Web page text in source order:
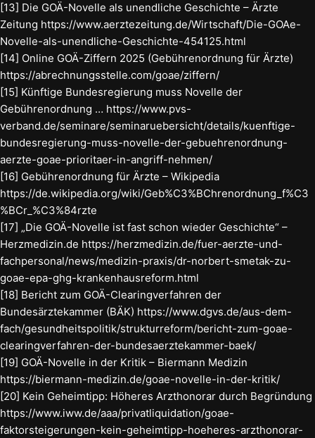
[13] Die GOÄ-Novelle als unendliche Geschichte – Ärzte
Zeitung https://www.aerztezeitung.de/Wirtschaft/Die-GOAe-
Novelle-als-unendliche-Geschichte-454125.html
[14] Online GOÄ-Ziffern 2025 (Gebührenordnung für Ärzte)
https://abrechnungsstelle.com/goae/ziffern/
[15] Künftige Bundesregierung muss Novelle der
Gebührenordnung … https://www.pvs-
verband.de/seminare/seminaruebersicht/details/kuenftige-
bundesregierung-muss-novelle-der-gebuehrenordnung-
aerzte-goae-prioritaer-in-angriff-nehmen/
[16] Gebührenordnung für Ärzte – Wikipedia
https://de.wikipedia.org/wiki/Geb%C3%BChrenordnung_f%C3
%BCr_%C3%84rzte
[17] „Die GOÄ-Novelle ist fast schon wieder Geschichte“ –
Herzmedizin.de https://herzmedizin.de/fuer-aerzte-und-
fachpersonal/news/medizin-praxis/dr-norbert-smetak-zu-
goae-epa-ghg-krankenhausreform.html
[18] Bericht zum GOÄ-Clearingverfahren der
Bundesärztekammer (BÄK) https://www.dgvs.de/aus-dem-
fach/gesundheitspolitik/strukturreform/bericht-zum-goae-
clearingverfahren-der-bundesaerztekammer-baek/
[19] GOÄ-Novelle in der Kritik – Biermann Medizin
https://biermann-medizin.de/goae-novelle-in-der-kritik/
[20] Kein Geheimtipp: Höheres Arzthonorar durch Begründung
https://www.iww.de/aaa/privatliquidation/goae-
faktorsteigerungen-kein-geheimtipp-hoeheres-arzthonorar-